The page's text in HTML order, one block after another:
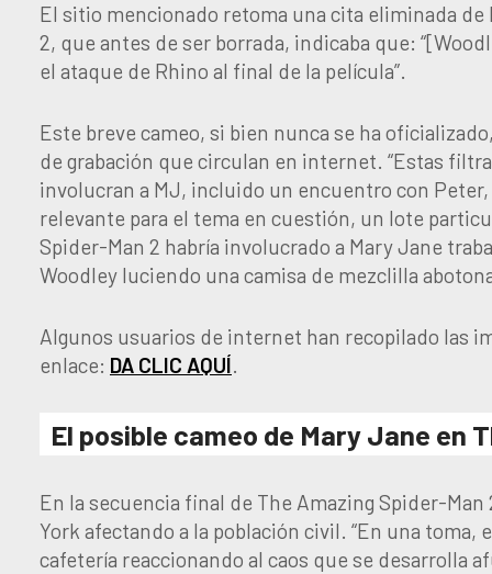
El sitio mencionado retoma una cita eliminada
2, que antes de ser borrada, indicaba que:
el ataque de Rhino al final de la película”.
Este breve cameo, si bien nunca se ha
de grabación que circulan en internet. “Estas
involucran a MJ, incluido un encuentro con
relevante para el tema en cuestión, un lote
Spider-Man 2 habría involucrado a Mary Jane
Woodley luciendo una camisa de mezclilla
Algunos usuarios de internet han recopilado las
enlace: DA CLIC AQUÍ.
El posible cameo de Mary Jane en
En la secuencia final de The Amazing Spider-
York afectando a la población civil. “En una
cafetería reaccionando al caos que se desarrolla